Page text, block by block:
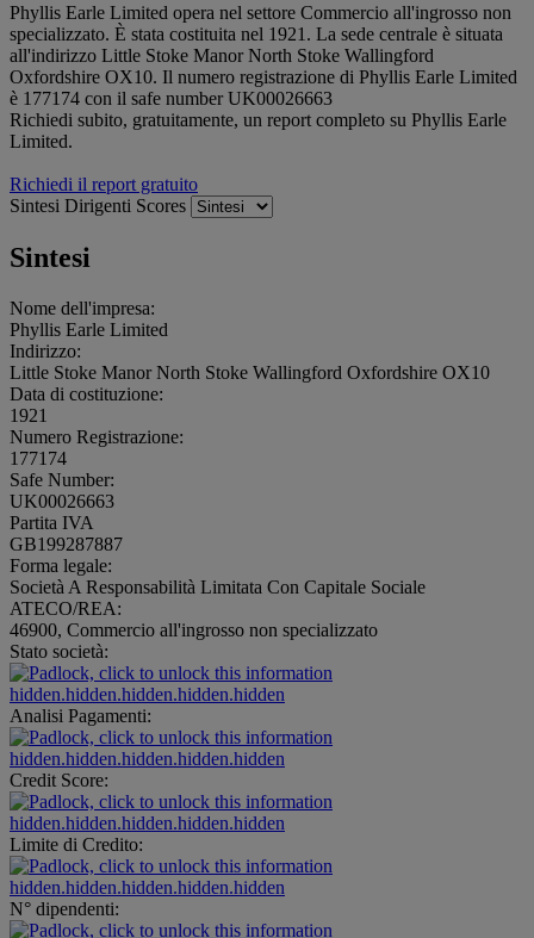
Phyllis Earle Limited opera nel settore Commercio all'ingrosso non
specializzato. È stata costituita nel 1921. La sede centrale è situata
all'indirizzo Little Stoke Manor North Stoke Wallingford
Oxfordshire OX10. Il numero registrazione di Phyllis Earle Limited
è 177174 con il safe number UK00026663
Richiedi subito, gratuitamente, un report completo su Phyllis Earle
Limited.
Richiedi il report gratuito
Sintesi Dirigenti Scores
Sintesi
Nome dell'impresa:
Phyllis Earle Limited
Indirizzo:
Little Stoke Manor North Stoke Wallingford Oxfordshire OX10
Data di costituzione:
1921
Numero Registrazione:
177174
Safe Number:
UK00026663
Partita IVA
GB199287887
Forma legale:
Società A Responsabilità Limitata Con Capitale Sociale
ATECO/REA:
46900, Commercio all'ingrosso non specializzato
Stato società:
hidden.hidden.hidden.hidden.hidden
Analisi Pagamenti:
hidden.hidden.hidden.hidden.hidden
Credit Score:
hidden.hidden.hidden.hidden.hidden
Limite di Credito:
hidden.hidden.hidden.hidden.hidden
N° dipendenti: